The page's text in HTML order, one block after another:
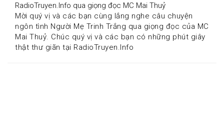
RadioTruyen.Info qua giọng đọc MC Mai Thuỷ
Mời quý vị và các bạn cùng lắng nghe câu chuyện
ngôn tình Người Mẹ Trinh Trắng qua giọng đọc của MC
Mai Thuỷ. Chúc quý vị và các bạn có những phút giây
thật thư giãn tại RadioTruyen.Info